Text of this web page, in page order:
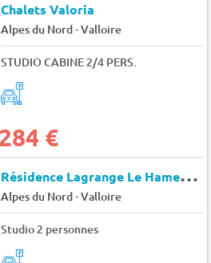
Chalets Valoria
Alpes du Nord-Valloire
STUDIO CABINE 2/4 PERS.
284 €
R
ésidence Lagrange Le Hameau De Valloire
Alpes du Nord-Valloire
Studio 2 personnes